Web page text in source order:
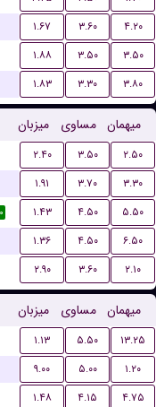
۱.۶۷ ۳.۶۰
۴.۲۰
۱.۸۸ ۳.۵۰
۳.۵۰
۱.۸۳ ۳.۳۰ ۳.۸۰
میزبان مساوی میهمان
۲.۴۰ ۳.۵۰
۲.۵۰
۱.۹۱ ۳.۷۰
۳.۳۰
۱.۴۳ ۴.۵۰
۵.۵۰
۱.۳۶ ۴.۵۰
۶.۵۰
۲.۹۰ ۳.۶۰ ۲.۱۰
میزبان مساوی میهمان
۱.۱۳ ۵.۵۰
۱۳.۲۵
۹.۰۰ ۵.۰۰
۱.۲۰
۱.۴۸ ۴.۱۵
۴.۷۵